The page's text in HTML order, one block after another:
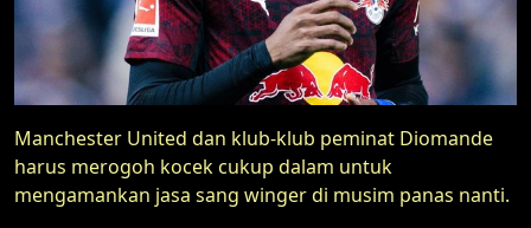
Manchester United dan klub-klub peminat Diomande
harus merogoh kocek cukup dalam untuk
mengamankan jasa sang winger di musim panas nanti.